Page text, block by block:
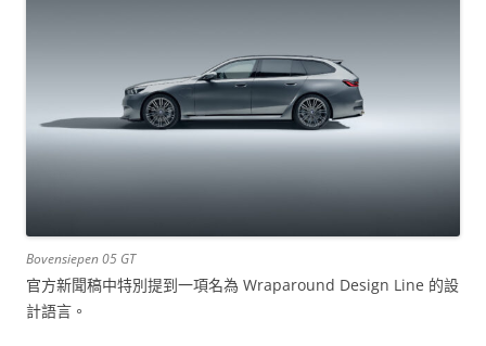
Bovensiepen 05 GT
官方新聞稿中特別提到一項名為 Wraparound Design Line 的設
計語言。